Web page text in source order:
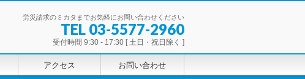
労災請求のミカタまでお気軽にお問い合わせください
TEL 03-5577-2960
受付時間 9:30 - 17:30 [ 土日・祝日除く ]
アクセス お問い合わせ